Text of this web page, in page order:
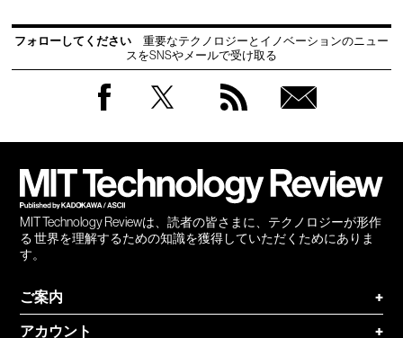
フォローしてください
重要なテクノロジーとイノベーションのニュー
スをSNSやメールで受け取る
MIT Technology Reviewは、読者の皆さまに、テクノロジーが形作
る 世界を理解するための知識を獲得していただくためにありま
す。
ご案内
+
アカウント
+